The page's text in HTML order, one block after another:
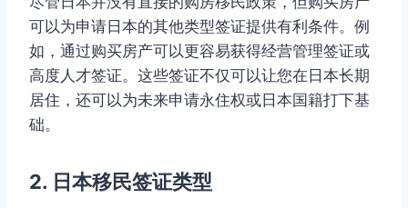
可以为申请日本的其他类型签证提供有利条件。例
如，通过购买房产可以更容易获得经营管理签证或
高度人才签证。这些签证不仅可以让您在日本长期
居住，还可以为未来申请永住权或日本国籍打下基
础。
2. 日本移民签证类型